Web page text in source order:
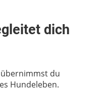
dich
du
Hundeleben.